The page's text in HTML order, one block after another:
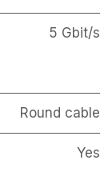
5 Gbit/s
Round cable
Yes